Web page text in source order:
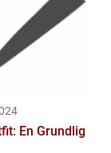
En Grundlig